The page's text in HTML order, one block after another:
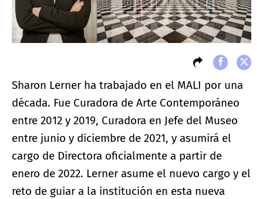
Sharon Lerner ha trabajado en el MALI por una
década. Fue Curadora de Arte Contemporáneo
entre 2012 y 2019, Curadora en Jefe del Museo
entre junio y diciembre de 2021, y asumirá el
cargo de Directora oficialmente a partir de
enero de 2022. Lerner asume el nuevo cargo y el
reto de guiar a la institución en esta nueva